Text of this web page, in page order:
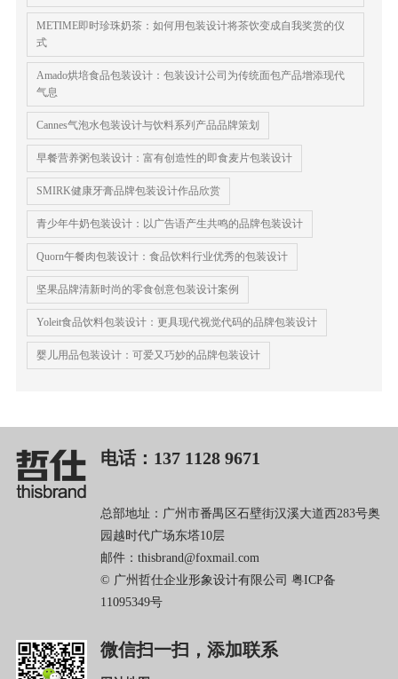
METIME即时珍珠奶茶：如何用包装设计将茶饮变成自我奖赏的仪
式
Amado烘培食品包装设计：包装设计公司为传统面包产品增添现代
气息
Cannes气泡水包装设计与饮料系列产品品牌策划
早餐营养粥包装设计：富有创造性的即食麦片包装设计
SMIRK健康牙膏品牌包装设计作品欣赏
青少年牛奶包装设计：以广告语产生共鸣的品牌包装设计
Quorn午餐肉包装设计：食品饮料行业优秀的包装设计
坚果品牌清新时尚的零食创意包装设计案例
Yoleit食品饮料包装设计：更具现代视觉代码的品牌包装设计
婴儿用品包装设计：可爱又巧妙的品牌包装设计
电话：137 1128 9671
总部地址：广州市番禺区石壁街汉溪大道西283号奥
园越时代广场东塔10层
邮件：thisbrand@foxmail.com
© 广州哲仕企业形象设计有限公司 粤ICP备
11095349号
微信扫一扫，添加联系